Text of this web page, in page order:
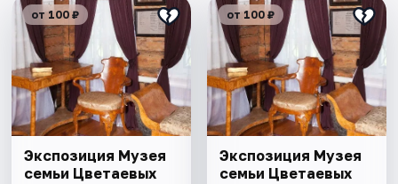
от 100 ₽
Экспозиция Музея
семьи Цветаевых
от 100 ₽
Экспозиция Музея
семьи Цветаевых